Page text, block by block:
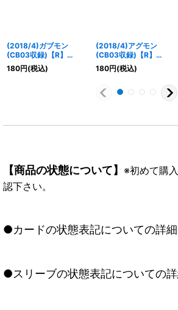
(2018/4)ガブモン
(CB03収録)【R】
{CB02-011}《紫》
180円(税込)
(2018/4)アグモン
(CB03収録)【R】
{CB02-001}《赤》
180円(税込)
【商品の状態について】 ※初めて購
認下さい。
●カードの状態表記についての詳
●スリーブの状態表記についての